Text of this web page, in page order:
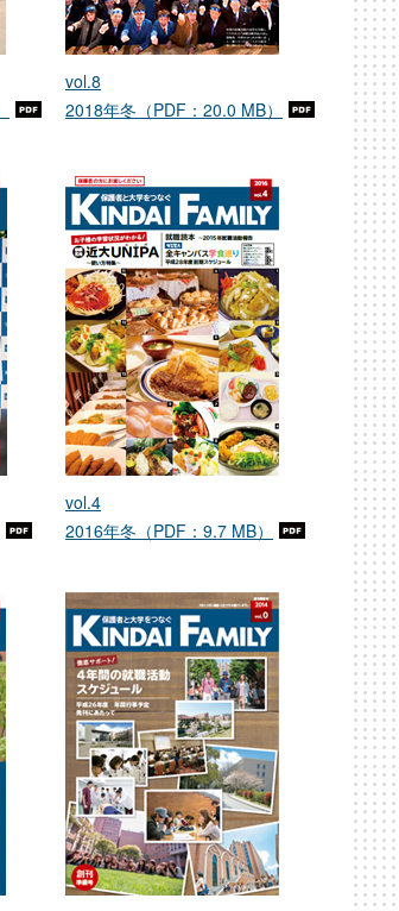
vol.8
2018年冬（PDF：20.0 MB）
vol.4
2016年冬（PDF：9.7 MB）